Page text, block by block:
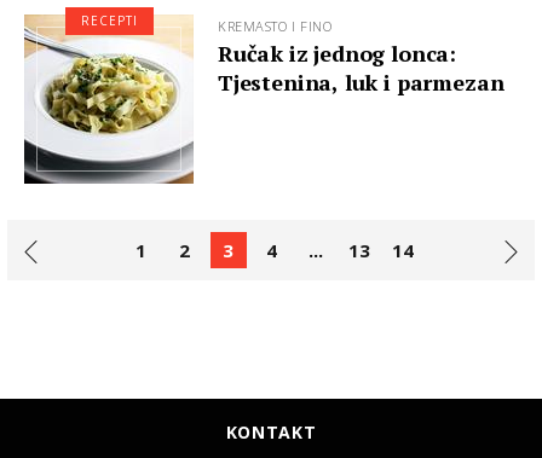
KREMASTO I FINO
Ručak iz jednog lonca:
Tjestenina, luk i parmezan
RECEPTI
1 2 3 4 ... 13 14
KONTAKT